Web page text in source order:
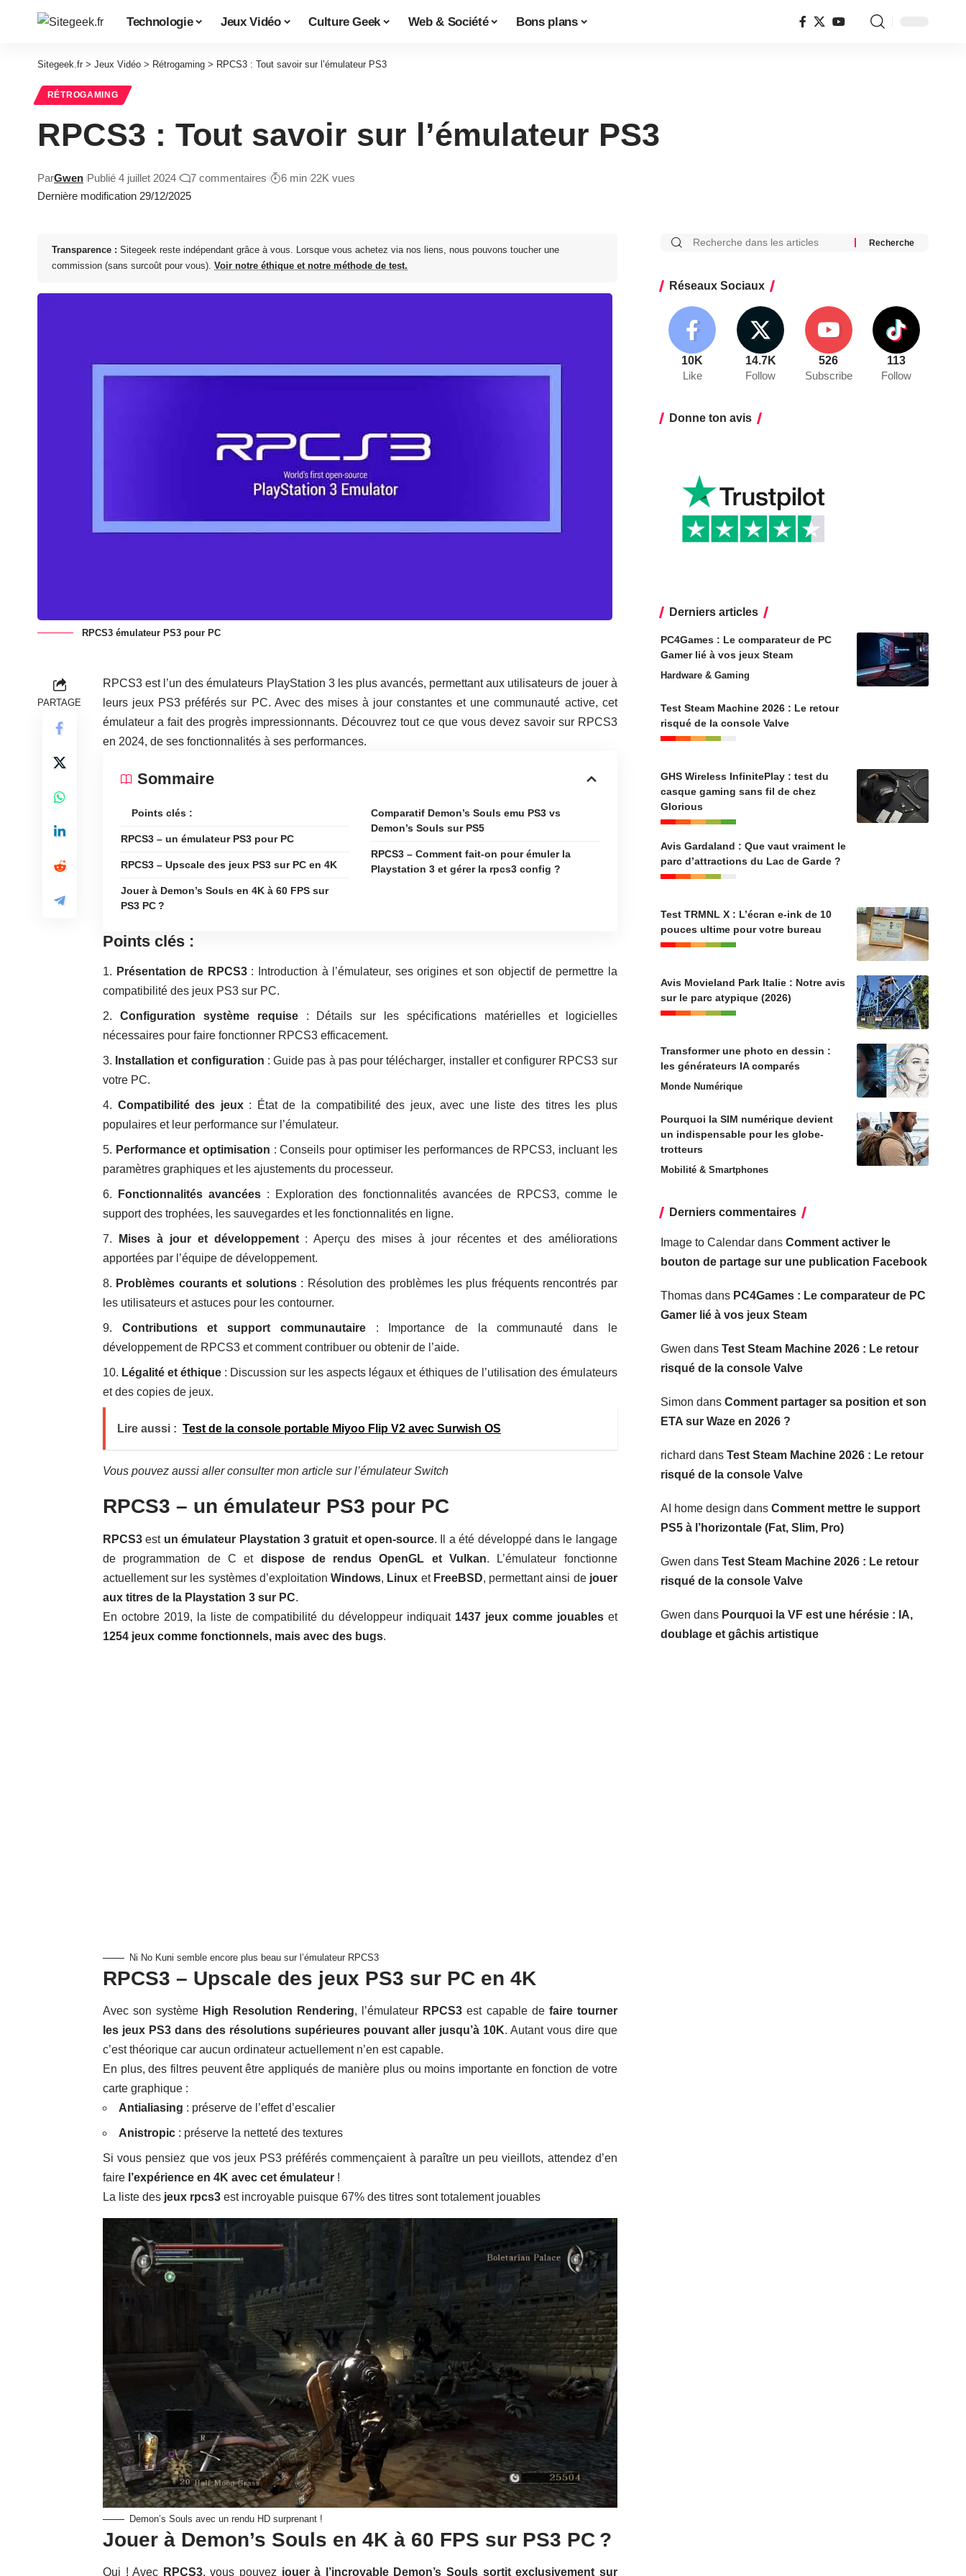
Technologie Jeux Vidéo Culture Geek Web & Société Bons plans
Sitegeek.fr > Jeux Vidéo > Rétrogaming > RPCS3 : Tout savoir sur l’émulateur PS3
RÉTROGAMING
RPCS3 : Tout savoir sur l’émulateur PS3
Dernière modification 29/12/2025
ParGwen Publié 4 juillet 2024 7 commentaires 6 min 22K vues
Transparence : Sitegeek reste indépendant grâce à vous. Lorsque vous achetez via nos liens, nous pouvons toucher une
commission (sans surcoût pour vous). Voir notre éthique et notre méthode de test.
RPCS3 émulateur PS3 pour PC
PARTAGE
RPCS3 est l’un des émulateurs PlayStation 3 les plus avancés, permettant aux utilisateurs de jouer à
leurs jeux PS3 préférés sur PC. Avec des mises à jour constantes et une communauté active, cet
émulateur a fait des progrès impressionnants. Découvrez tout ce que vous devez savoir sur RPCS3
en 2024, de ses fonctionnalités à ses performances.
Sommaire
Points clés :
RPCS3 – un émulateur PS3 pour PC
RPCS3 – Upscale des jeux PS3 sur PC en 4K
Jouer à Demon’s Souls en 4K à 60 FPS sur
PS3 PC ?
Comparatif Demon’s Souls emu PS3 vs
Demon’s Souls sur PS5
RPCS3 – Comment fait-on pour émuler la
Playstation 3 et gérer la rpcs3 config ?
Points clés :
Présentation de RPCS3: Introduction à l’émulateur, ses origines et son objectif de permettre la
compatibilité des jeux PS3 sur PC.
Configuration système requise: Détails sur les spécifications matérielles et logicielles
nécessaires pour faire fonctionner RPCS3 efficacement.
Installation et configuration : Guide pas à pas pour télécharger, installer et configurer RPCS3 sur
votre PC.
Compatibilité des jeux: État de la compatibilité des jeux, avec une liste des titres les plus
populaires et leur performance sur l’émulateur.
Performance et optimisation : Conseils pour optimiser les performances de RPCS3, incluant les
paramètres graphiques et les ajustements du processeur.
Fonctionnalités avancées: Exploration des fonctionnalités avancées de RPCS3, comme le
support des trophées, les sauvegardes et les fonctionnalités en ligne.
Mises à jour et développement: Aperçu des mises à jour récentes et des améliorations
apportées par l’équipe de développement.
Problèmes courants et solutions: Résolution des problèmes les plus fréquents rencontrés par
les utilisateurs et astuces pour les contourner.
Contributions et support communautaire: Importance de la communauté dans le
développement de RPCS3 et comment contribuer ou obtenir de l’aide.
Légalité et éthique : Discussion sur les aspects légaux et éthiques de l’utilisation des émulateurs
et des copies de jeux.
Lire aussi : Test de la console portable Miyoo Flip V2 avec Surwish OS
Vous pouvez aussi aller consulter mon article sur l’émulateur Switch
RPCS3 – un émulateur PS3 pour PC
RPCS3 est un émulateur Playstation 3 gratuit et open-source. Il a été développé dans le langage
de programmation de C et dispose de rendus OpenGL et Vulkan. L’émulateur fonctionne
actuellement sur les systèmes d’exploitationWindows, Linux et FreeBSD, permettant ainsi de jouer
aux titres de la Playstation 3 sur PC.
En octobre 2019, la
liste de compatibilité du développeur indiquait 1437 jeux comme jouableset
1254 jeux comme fonctionnels, mais avec des bugs.
Ni No Kuni semble encore plus beau sur l’émulateur RPCS3
RPCS3 – Upscale des jeux PS3 sur PC en 4K
Avec son système High Resolution Rendering, l’émulateur RPCS3 est capable de faire tourner
les jeux PS3 dans des résolutions supérieures pouvant aller jusqu’à 10K. Autant vous dire que
c’est théorique car aucun ordinateur actuellement n’en est capable.
En plus, des filtres peuvent être appliqués de manière plus ou moins importante en fonction de votre
carte graphique :
Antialiasing : préserve de l’effet d’escalier
Anistropic : préserve la netteté des textures
Si vous pensiez que vos jeux PS3 préférés commençaient à paraître un peu vieillots, attendez d’en
faire l’expérience en 4K avec cet émulateur !
La liste des jeux rpcs3 est incroyable puisque 67% des titres sont totalement jouables
Demon’s Souls avec un rendu HD surprenant !
Jouer à Demon’s Souls en 4K à 60 FPS sur PS3 PC ?
Oui ! Avec RPCS3, vous pouvez jouer à l’incroyable Demon’s Souls sortit exclusivement sur
Réseaux Sociaux
10K
Like
14.7K
Follow
526
Subscribe
113
Follow
Donne ton avis
Derniers articles
PC4Games : Le comparateur de PC
Gamer lié à vos jeux Steam
Hardware & Gaming
Test Steam Machine 2026 : Le retour
risqué de la console Valve
GHS Wireless InfinitePlay : test du
casque gaming sans fil de chez
Glorious
Avis Gardaland : Que vaut vraiment le
parc d’attractions du Lac de Garde ?
Test TRMNL X : L’écran e-ink de 10
pouces ultime pour votre bureau
Avis Movieland Park Italie : Notre avis
sur le parc atypique (2026)
Transformer une photo en dessin :
les générateurs IA comparés
Monde Numérique
Pourquoi la SIM numérique devient
un indispensable pour les globe-
trotteurs
Mobilité & Smartphones
Derniers commentaires
Image to Calendardans Comment activer le
bouton de partage sur une publication Facebook
Thomasdans PC4Games : Le comparateur de PC
Gamer lié à vos jeux Steam
Gwen dans Test Steam Machine 2026 : Le retour
risqué de la console Valve
Simon dans Comment partager sa position et son
ETA sur Waze en 2026 ?
richard dans Test Steam Machine 2026 : Le retour
risqué de la console Valve
AI home design dans Comment mettre le support
PS5 à l’horizontale (Fat, Slim, Pro)
Gwen dans Test Steam Machine 2026 : Le retour
risqué de la console Valve
Gwen dans Pourquoi la VF est une hérésie : IA,
doublage et gâchis artistique